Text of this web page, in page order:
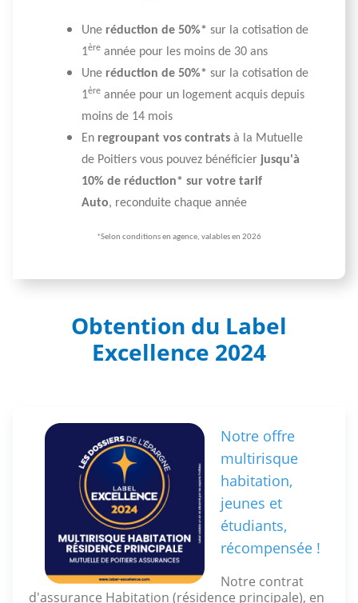
Une réduction de 50%* sur la cotisation de
1èreannée pour les moins de 30 ans
Une réduction de 50%* sur la cotisation de
1èreannée pour un logement acquis depuis
moins de 14 mois
Enregroupant vos contrats à la Mutuelle
de Poitiers vous pouvez bénéficier jusqu'à
10% de réduction* sur votre tarif
Auto, reconduite chaque année
*Selon conditions en agence, valables en 2026
Obtention du Label
Excellence 2024
Notre offre
multirisque
habitation,
jeunes et
étudiants,
récompensée !
Notre contrat
d'assurance Habitation (résidence principale), en